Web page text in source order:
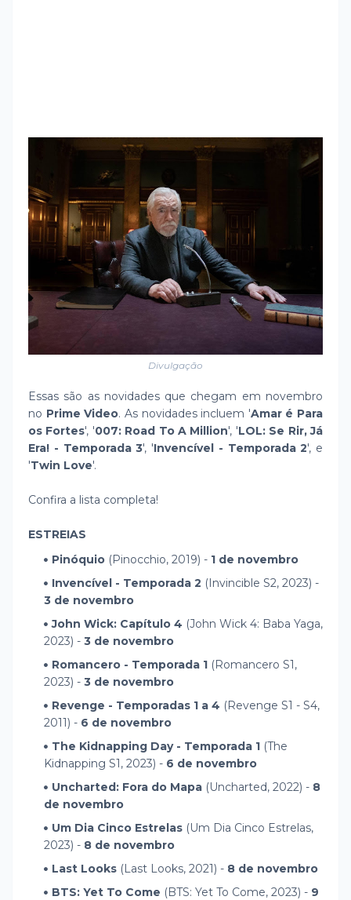
Divulgação
Essas são as novidades que chegam em novembro
no Prime Video. As novidades incluem 'Amar é Para
os Fortes', '007: Road To A Million', 'LOL: Se Rir, Já
Era! - Temporada 3', 'Invencível - Temporada 2', e
'Twin Love'.
Confira a lista completa!
ESTREIAS
Pinóquio (Pinocchio, 2019) - 1 de novembro
Invencível - Temporada 2 (Invincible S2, 2023) -
3 de novembro
John Wick: Capítulo 4 (John Wick 4: Baba Yaga,
2023) - 3 de novembro
Romancero - Temporada 1 (Romancero S1,
2023) - 3 de novembro
Revenge - Temporadas 1 a 4 (Revenge S1 - S4,
2011) - 6 de novembro
The Kidnapping Day - Temporada 1 (The
Kidnapping S1, 2023) - 6 de novembro
Uncharted: Fora do Mapa (Uncharted, 2022) - 8
de novembro
Um Dia Cinco Estrelas (Um Dia Cinco Estrelas,
2023) - 8 de novembro
Last Looks (Last Looks, 2021) - 8 de novembro
BTS: Yet To Come (BTS: Yet To Come, 2023) - 9